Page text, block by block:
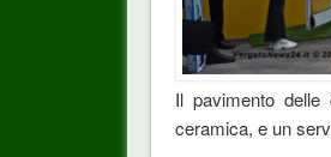
Il pavimento
ceramica, e un